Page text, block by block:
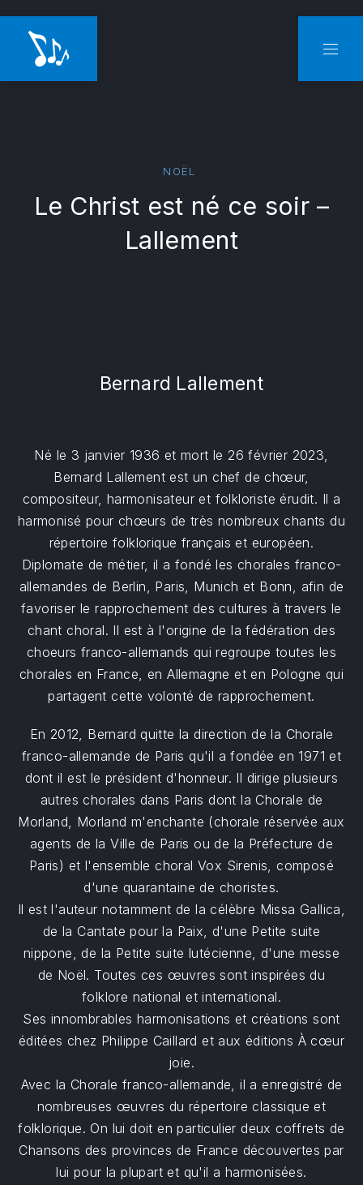
NOËL
Le Christ est né ce soir –
Lallement
Bernard Lallement
Né le 3 janvier 1936 et mort le 26 février 2023,
Bernard Lallement est un chef de chœur,
compositeur, harmonisateur et folkloriste érudit. Il a
harmonisé pour chœurs de très nombreux chants du
répertoire folklorique français et européen.
Diplomate de métier, il a fondé les chorales franco-
allemandes de Berlin, Paris, Munich et Bonn, afin de
favoriser le rapprochement des cultures à travers le
chant choral. Il est à l'origine de la fédération des
choeurs franco-allemands qui regroupe toutes les
chorales en France, en Allemagne et en Pologne qui
partagent cette volonté de rapprochement.
En 2012, Bernard quitte la direction de la Chorale
franco-allemande de Paris qu'il a fondée en 1971 et
dont il est le président d'honneur. Il dirige plusieurs
autres chorales dans Paris dont la Chorale de
Morland, Morland m'enchante (chorale réservée aux
agents de la Ville de Paris ou de la Préfecture de
Paris) et l'ensemble choral Vox Sirenis, composé
d'une quarantaine de choristes.
Il est l'auteur notamment de la célèbre Missa Gallica,
de la Cantate pour la Paix, d'une Petite suite
nippone, de la Petite suite lutécienne, d'une messe
de Noël. Toutes ces œuvres sont inspirées du
folklore national et international.
Ses innombrables harmonisations et créations sont
éditées chez Philippe Caillard et aux éditions À cœur
joie.
Avec la Chorale franco-allemande, il a enregistré de
nombreuses œuvres du répertoire classique et
folklorique. On lui doit en particulier deux coffrets de
Chansons des provinces de France découvertes par
lui pour la plupart et qu'il a harmonisées.